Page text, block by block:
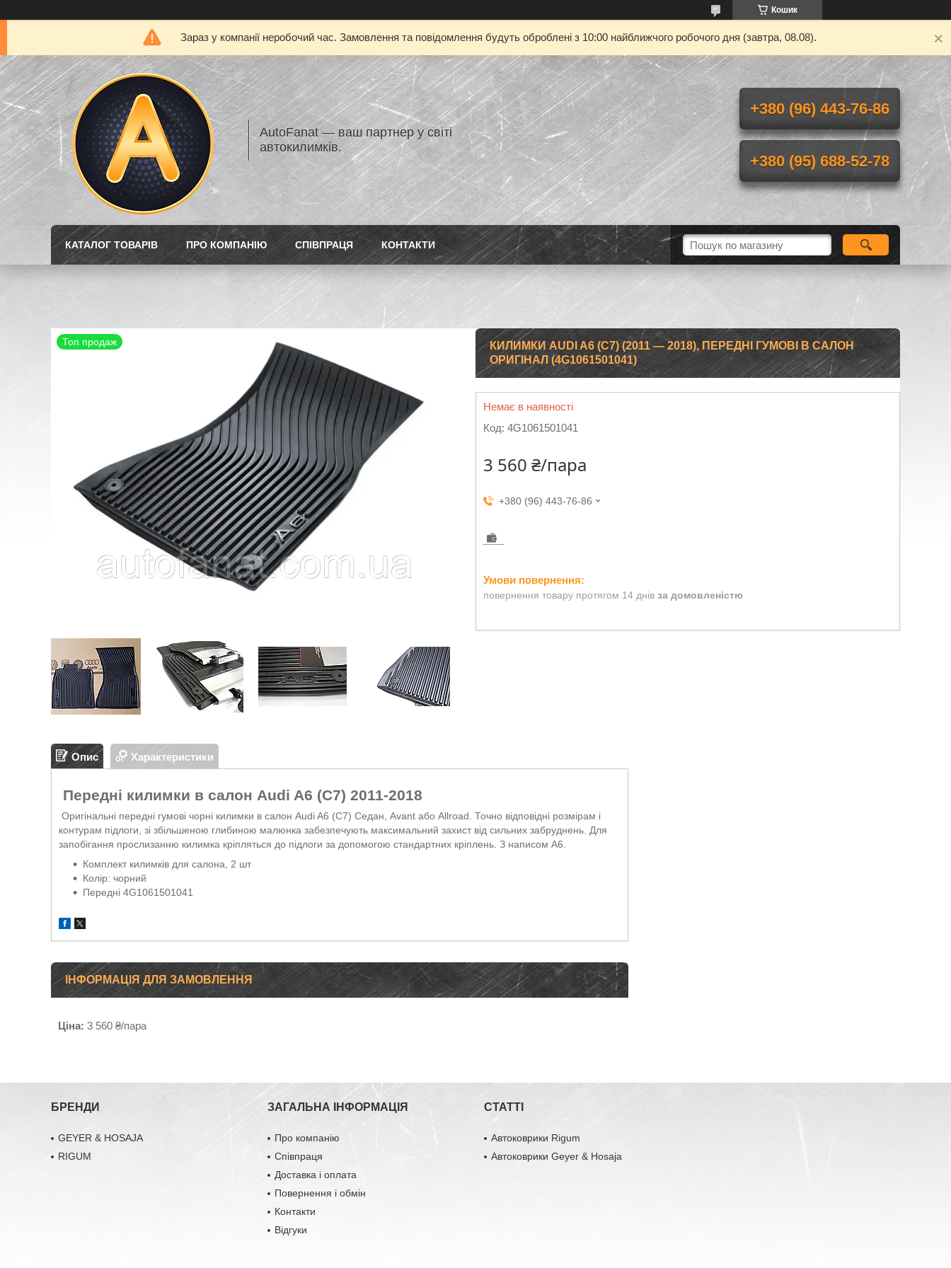
Кошик
Зараз у компанії неробочий час. Замовлення та повідомлення будуть оброблені з 10:00 найближчого робочого дня (завтра, 08.08).
AutoFanat — ваш партнер у світі
автокилимків.
+380 (96) 443-76-86
+380 (95) 688-52-78
КАТАЛОГ ТОВАРІВ ПРО КОМПАНІЮ СПІВПРАЦЯ КОНТАКТИ
Топ продаж
КИЛИМКИ AUDI A6 (C7) (2011 — 2018), ПЕРЕДНІ ГУМОВІ В САЛОН
ОРИГІНАЛ (4G1061501041)
Немає в наявності
Код: 4G1061501041
3 560 ₴/пара
+380 (96) 443-76-86
повернення товару протягом 14 днів за домовленістю
Опис Характеристики
Передні килимки в салон Audi A6 (C7) 2011-2018
Оригінальні передні гумові чорні килимки в салон Audi A6 (C7) Седан, Avant або Allroad. Точно відповідні розмірам і
контурам підлоги, зі збільшеною глибиною малюнка забезпечують максимальний захист від сильних забруднень. Для
запобігання прослизанню килимка кріпляться до підлоги за допомогою стандартних кріплень. З написом A6.
Комплект килимків для салона, 2 шт
Колір: чорний
Передні 4G1061501041
ІНФОРМАЦІЯ ДЛЯ ЗАМОВЛЕННЯ
Ціна: 3 560 ₴/пара
БРЕНДИ
GEYER & HOSAJA
RIGUM
ЗАГАЛЬНА ІНФОРМАЦІЯ
Про компанію
Співпраця
Доставка і оплата
Повернення і обмін
Контакти
Відгуки
СТАТТІ
Автоковрики Rigum
Автоковрики Geyer & Hosaja